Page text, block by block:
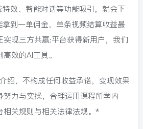
效、智能对话等功能吸引，就会下
到一单佣金，单条视频结算收益最
现三方共赢:平台获得新用户，我们
效的AI工具。
绍，不构成任何收益承诺，变现效果
努力与实操，合理运用课程所学内
相关规则与相关法律法规。*